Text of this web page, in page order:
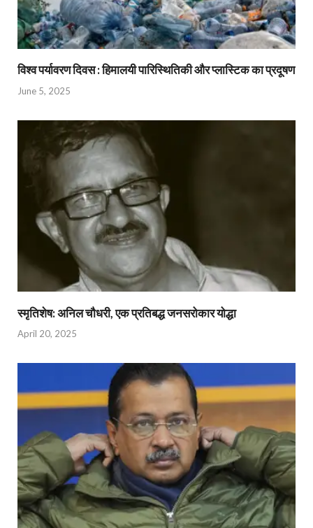
विश्व पर्यावरण दिवस : हिमालयी पारिस्थितिकी और प्लास्टिक का प्रदूषण
June 5, 2025
स्मृतिशेष: अनिल चौधरी, एक प्रतिबद्ध जनसरोकार योद्धा​
April 20, 2025